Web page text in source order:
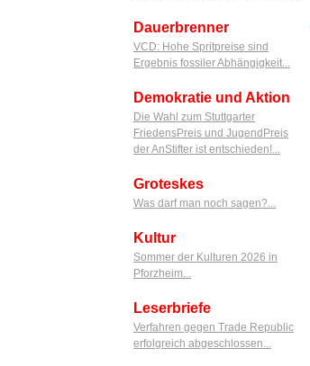
Dauerbrenner
VCD: Hohe Spritpreise sind
Ergebnis fossiler Abhängigkeit...
Demokratie und Aktion
Die Wahl zum Stuttgarter
FriedensPreis und JugendPreis
der AnStifter ist entschieden!...
Groteskes
Was darf man noch sagen?...
Kultur
Sommer der Kulturen 2026 in
Pforzheim...
Leserbriefe
Verfahren gegen Trade Republic
erfolgreich abgeschlossen...